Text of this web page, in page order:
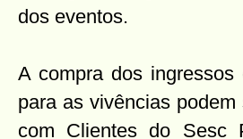
dos eventos.
A compra dos
para as vivências
com Clientes do Sesc